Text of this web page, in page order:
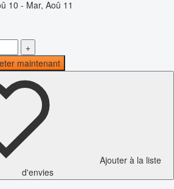
10 - Mar, Aoû 11
+
maintenant
Ajouter à la liste
d'envies